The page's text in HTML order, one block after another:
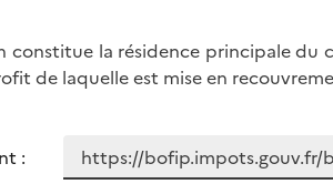
constitue la résidence principale
de laquelle est mise en
: